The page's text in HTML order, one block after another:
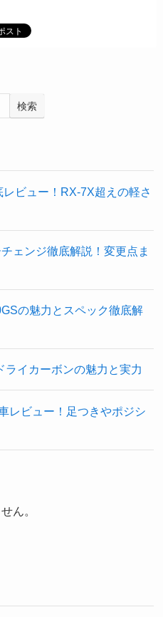
検索
ビュー！RX-7X超えの軽さ
ェンジ徹底解説！変更点ま
の魅力とスペック徹底解
イカーボンの魅力と実力
レビュー！足つきやポジシ
ん。